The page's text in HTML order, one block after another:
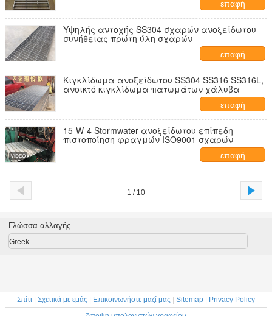
επαφή
Υψηλής αντοχής SS304 σχαρών ανοξείδωτου
συνήθειας πρώτη ύλη σχαρών
επαφή
Κιγκλίδωμα ανοξείδωτου SS304 SS316 SS316L,
ανοικτό κιγκλίδωμα πατωμάτων χάλυβα
επαφή
15-W-4 Stormwater ανοξείδωτου επίπεδη
πιστοποίηση φραγμών ISO9001 σχαρών
επαφή
1 / 10
Γλώσσα αλλαγής
Greek
Σπίτι Σχετικά με εμάς Επικοινωνήστε μαζί μας Sitemap
Privacy Policy